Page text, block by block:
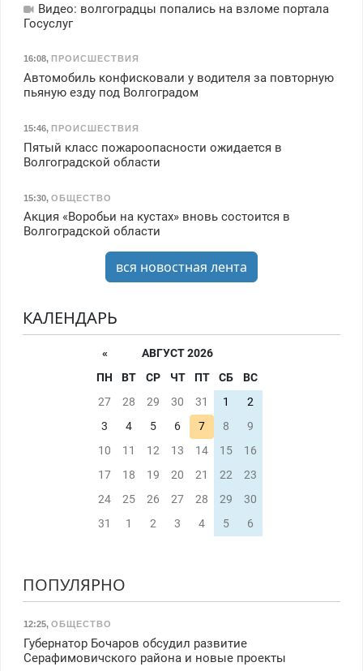
Видео: волгоградцы попались на взломе портала
Госуслуг
16:08, ПРОИСШЕСТВИЯ
Автомобиль конфисковали у водителя за повторную
пьяную езду под Волгоградом
15:46, ПРОИСШЕСТВИЯ
Пятый класс пожароопасности ожидается в
Волгоградской области
15:30, ОБЩЕСТВО
Акция «Воробьи на кустах» вновь состоится в
Волгоградской области
вся новостная лента
КАЛЕНДАРЬ
«
АВГУСТ 2026
ПН
ВТ СР ЧТ ПТ СБ
ВС
27
28 29 30 31 1
2
3
4 5 6 7 8
9
10
11 12 13 14 15
16
17
18 19 20 21 22
23
24
25 26 27 28 29
30
31
1 2 3 4 5 6
ПОПУЛЯРНО
12:25, ОБЩЕСТВО
Губернатор Бочаров обсудил развитие
Серафимовичского района и новые проекты